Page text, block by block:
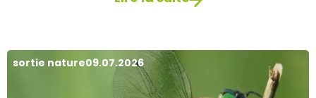
sortie nature09.07.2026